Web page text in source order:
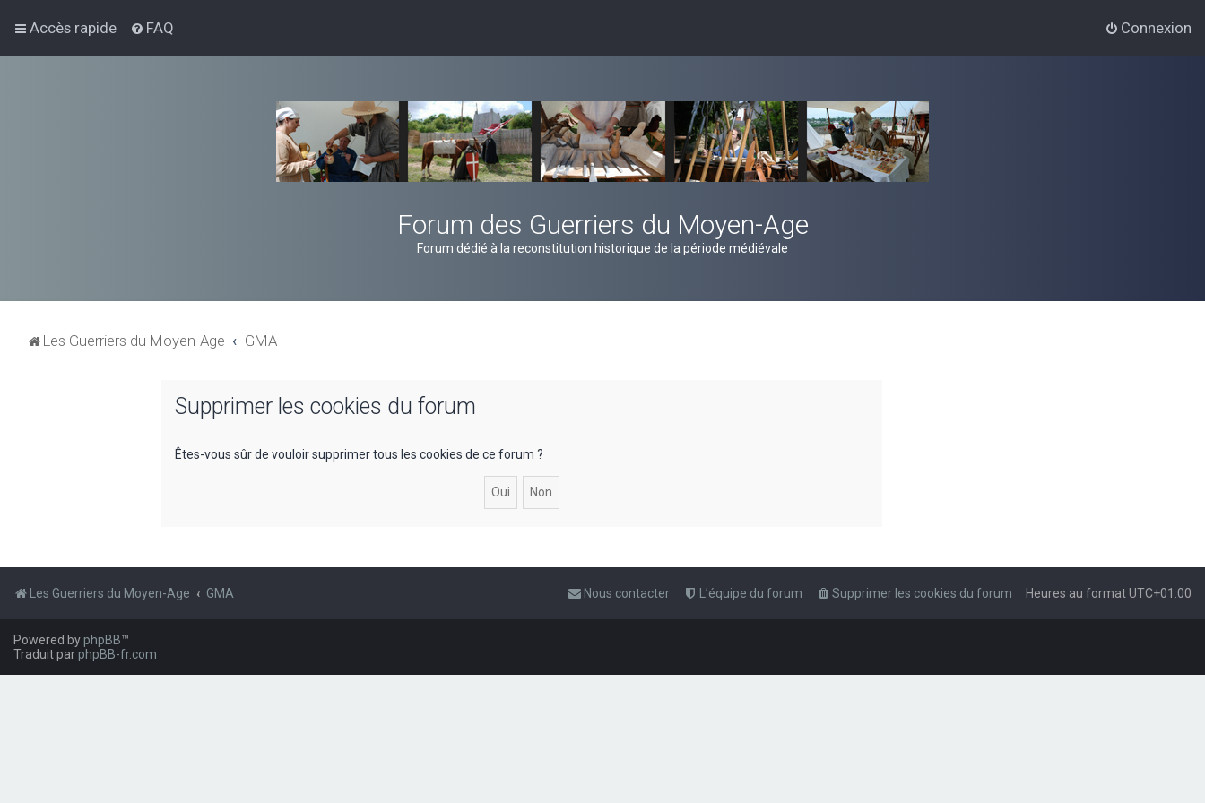
Accès rapide FAQ Connexion
Forum des Guerriers du Moyen-Age
Forum dédié à la reconstitution historique de la période médiévale
Les Guerriers du Moyen-Age GMA
Supprimer les cookies du forum
Êtes-vous sûr de vouloir supprimer tous les cookies de ce forum ?
Les Guerriers du Moyen-Age GMA Heures au formatUTC+01:00
Supprimer les cookies du forum
L’équipe du forum
Nous contacter
Powered byphpBB™
Traduit parphpBB-fr.com